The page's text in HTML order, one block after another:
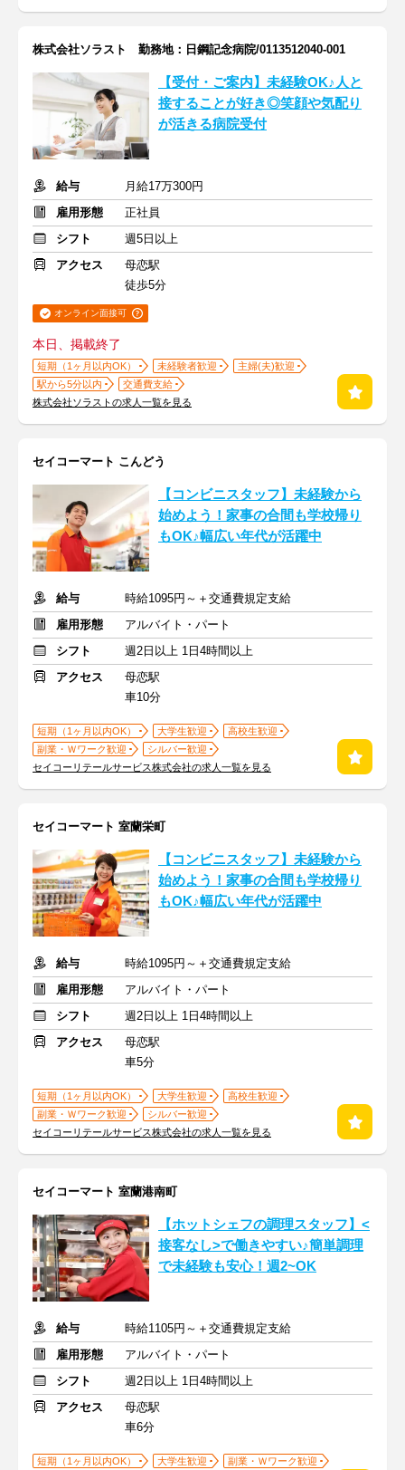
株式会社ソラスト 勤務地：日鋼記念病院/0113512040-001
【受付・ご案内】未経験OK♪人と
接することが好き◎笑顔や気配り
が活きる病院受付
給与
月給17万300円
雇用形態
正社員
シフト
週5日以上
アクセス
母恋駅
徒歩5分
オンライン面接可
本日、掲載終了
短期（1ヶ月以内OK） 未経験者歓迎
主婦(夫)歓迎
駅から5分以内
交通費支給
株式会社ソラストの求人一覧を見る
セイコーマート こんどう
【コンビニスタッフ】未経験から
始めよう！家事の合間も学校帰り
もOK♪幅広い年代が活躍中
給与
時給1095円～＋交通費規定支給
雇用形態
アルバイト・パート
シフト
週2日以上 1日4時間以上
アクセス
母恋駅
車10分
短期（1ヶ月以内OK） 大学生歓迎
高校生歓迎
副業・Ｗワーク歓迎
シルバー歓迎
セイコーリテールサービス株式会社の求人一覧を見る
セイコーマート 室蘭栄町
【コンビニスタッフ】未経験から
始めよう！家事の合間も学校帰り
もOK♪幅広い年代が活躍中
給与
時給1095円～＋交通費規定支給
雇用形態
アルバイト・パート
シフト
週2日以上 1日4時間以上
アクセス
母恋駅
車5分
短期（1ヶ月以内OK） 大学生歓迎
高校生歓迎
副業・Ｗワーク歓迎
シルバー歓迎
セイコーリテールサービス株式会社の求人一覧を見る
セイコーマート 室蘭港南町
【ホットシェフの調理スタッフ】<
接客なし>で働きやすい♪簡単調理
で未経験も安心！週2~OK
給与
時給1105円～＋交通費規定支給
雇用形態
アルバイト・パート
シフト
週2日以上 1日4時間以上
アクセス
母恋駅
車6分
短期（1ヶ月以内OK） 大学生歓迎
副業・Ｗワーク歓迎